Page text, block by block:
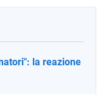
la reazione